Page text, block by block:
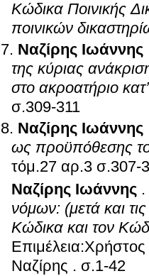
Κώδικα Ποινικής
ποινικών
Ναζίρης Ιωάννης
της κύριας
στο ακροατήριο
σ.309-311
Ναζίρης Ιωάννης
ως προϋπόθεσης
τόμ.27 αρ.3
Ναζίρης Ιωάννης .
νόμων: (μετά και
Κώδικα και τον
Ναζίρης . σ.1-42